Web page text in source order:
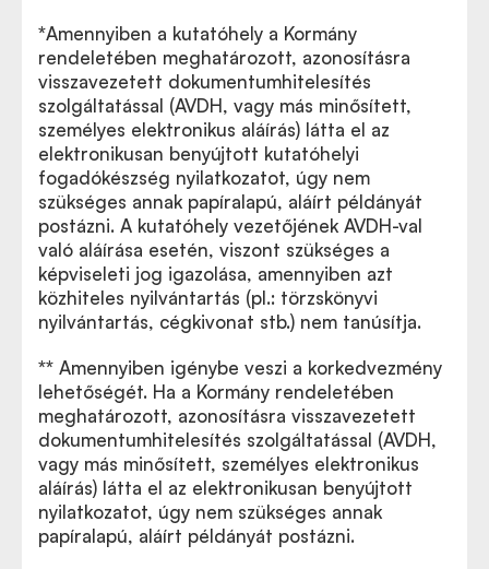
*Amennyiben a kutatóhely a Kormány
rendeletében meghatározott, azonosításra
visszavezetett dokumentumhitelesítés
szolgáltatással (AVDH, vagy más minősített,
személyes elektronikus aláírás) látta el az
elektronikusan benyújtott kutatóhelyi
fogadókészség nyilatkozatot, úgy nem
szükséges annak papíralapú, aláírt példányát
postázni. A kutatóhely vezetőjének AVDH-val
való aláírása esetén, viszont szükséges a
képviseleti jog igazolása, amennyiben azt
közhiteles nyilvántartás (pl.: törzskönyvi
nyilvántartás, cégkivonat stb.) nem tanúsítja.
** Amennyiben igénybe veszi a korkedvezmény
lehetőségét. Ha a Kormány rendeletében
meghatározott, azonosításra visszavezetett
dokumentumhitelesítés szolgáltatással (AVDH,
vagy más minősített, személyes elektronikus
aláírás) látta el az elektronikusan benyújtott
nyilatkozatot, úgy nem szükséges annak
papíralapú, aláírt példányát postázni.